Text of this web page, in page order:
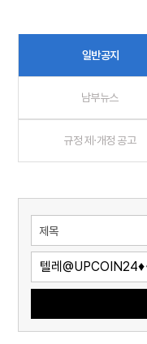
일반공지
남부뉴스
규정 제·개정 공고